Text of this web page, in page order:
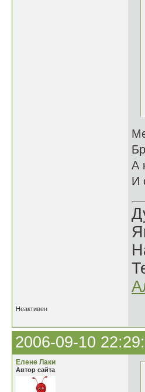
А
И
Неактивен
2006-09-10
Елене Лаки
Автор сайта